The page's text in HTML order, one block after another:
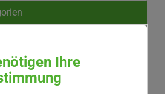
Ihre